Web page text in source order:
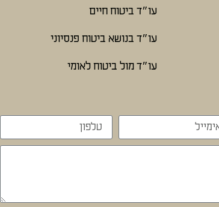
עו״ד ביטוח חיים
עו״ד בנושא ביטוח פנסיוני
עו״ד מול ביטוח לאומי